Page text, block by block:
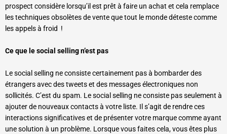
prospect considère lorsqu’il est prêt à faire un achat et cela remplace
les techniques obsolètes de vente que tout le monde déteste comme
les appels à froid !
Ce que le social selling n’est pas
Le social selling ne consiste certainement pas à bombarder des
étrangers avec des tweets et des messages électroniques non
sollicités. C’est du spam. Le social selling ne consiste pas seulement à
ajouter de nouveaux contacts à votre liste. Il s’agit de rendre ces
interactions significatives et de présenter votre marque comme ayant
une solution à un problème. Lorsque vous faites cela, vous êtes plus